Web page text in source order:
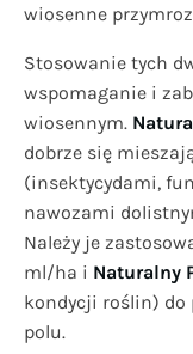
wiosenne
Stosowanie tych
wspomaganie i
wiosennym.
dobrze się
(insektycydami,
nawozami
Należy je
ml/ha i Naturalny
kondycji roślin) do
polu.